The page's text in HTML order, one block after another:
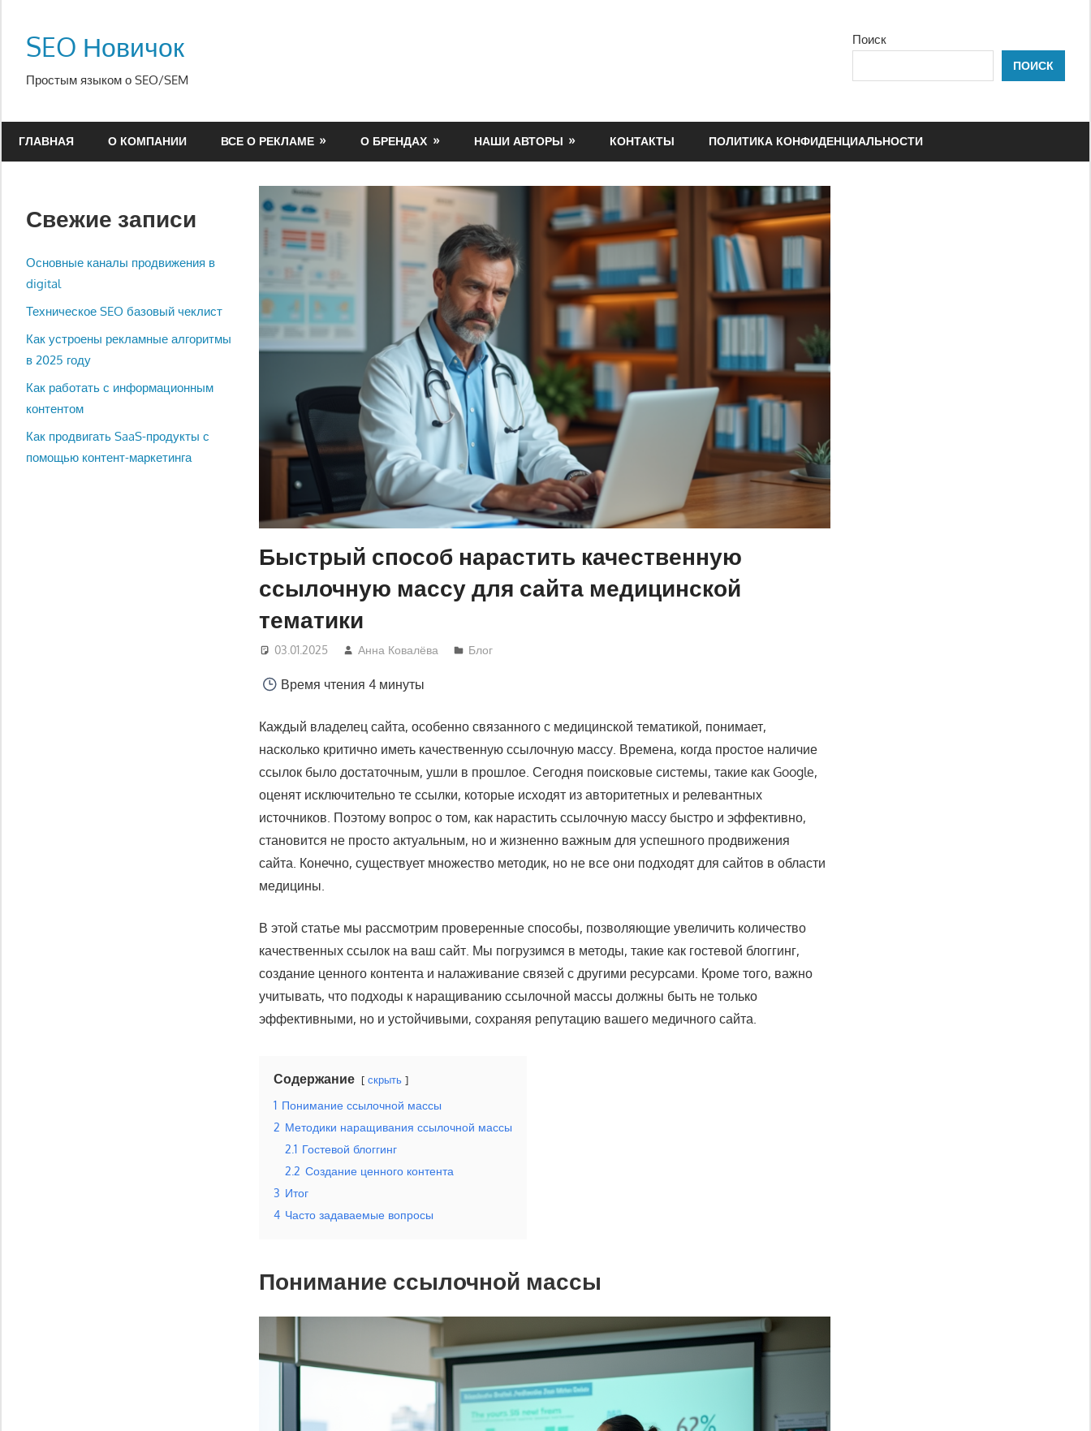
содержимому
SEO Новичок
Простым языком о SEO/SEM
Поиск
ПОИСК
ГЛАВНАЯ О КОМПАНИИ ВСЕ О РЕКЛАМЕ О БРЕНДАХ НАШИ АВТОРЫ КОНТАКТЫ ПОЛИТИКА КОНФИДЕНЦИАЛЬНОСТИ
Быстрый способ нарастить качественную
ссылочную массу для сайта медицинской
тематики
03.01.2025 Анна Ковалёва Блог
Время чтения 4 минуты
Каждый владелец сайта, особенно связанного с медицинской тематикой, понимает,
насколько критично иметь качественную ссылочную массу. Времена, когда простое наличие
ссылок было достаточным, ушли в прошлое. Сегодня поисковые системы, такие как Google,
оценят исключительно те ссылки, которые исходят из авторитетных и релевантных
источников. Поэтому вопрос о том, как нарастить ссылочную массу быстро и эффективно,
становится не просто актуальным, но и жизненно важным для успешного продвижения
сайта. Конечно, существует множество методик, но не все они подходят для сайтов в области
медицины.
В этой статье мы рассмотрим проверенные способы, позволяющие увеличить количество
качественных ссылок на ваш сайт. Мы погрузимся в методы, такие как гостевой блоггинг,
создание ценного контента и налаживание связей с другими ресурсами. Кроме того, важно
учитывать, что подходы к наращиванию ссылочной массы должны быть не только
эффективными, но и устойчивыми, сохраняя репутацию вашего медичного сайта.
Содержание скрыть
1 Понимание ссылочной массы
2 Методики наращивания ссылочной массы
2.1 Гостевой блоггинг
2.2 Создание ценного контента
3 Итог
4 Часто задаваемые вопросы
Понимание ссылочной массы
Свежие записи
Основные каналы продвижения в
digital
Техническое SEO базовый чеклист
Как устроены рекламные алгоритмы
в 2025 году
Как работать с информационным
контентом
Как продвигать SaaS-продукты с
помощью контент-маркетинга